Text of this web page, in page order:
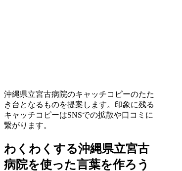
沖縄県立宮古病院のキャッチコピーのたた
き台となるものを提案します。印象に残る
キャッチコピーはSNSでの拡散や口コミに
繋がります。
わくわくする沖縄県立宮古
病院を使った言葉を作ろう